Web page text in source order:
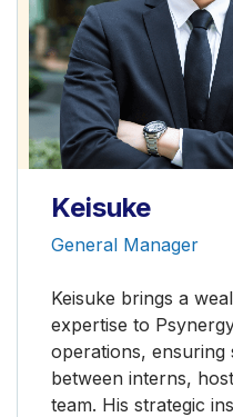
Keisuke
General Manager
Keisuke brings a
expertise to
operations,
between interns,
team. His strategic